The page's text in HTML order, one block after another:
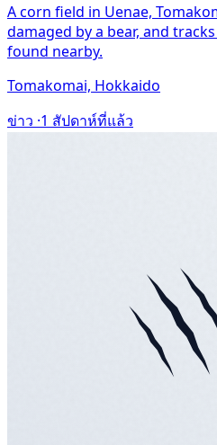
A corn field in Uenae,
damaged by a bear, and
found nearby.
Tomakomai, Hokkaido
ข่าว ·1 สัปดาห์ที่แล้ว